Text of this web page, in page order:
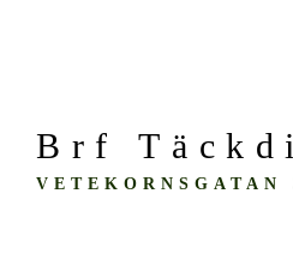
Brf